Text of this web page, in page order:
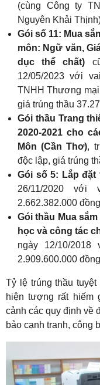
(cùng Công ty
Nguyên Khải
Gói số 11: Mua
môn: Ngữ văn,
dục thể chất)
12/05/2023 với
TNHH Thương
giá trúng thầu
Gói thầu Trang
2020-2021 cho
Môn (Cần Thơ),
độc lập, giá trúng
Gói số 5: Lắp đặt
26/11/2020
2.662.382.000
Gói thầu Mua
học và công tác
ngày 12/10/
2.909.600.000
Tỷ lệ trúng thầu
hiện tượng rất hiếm
cảnh các quy định về
bảo cạnh tranh, công